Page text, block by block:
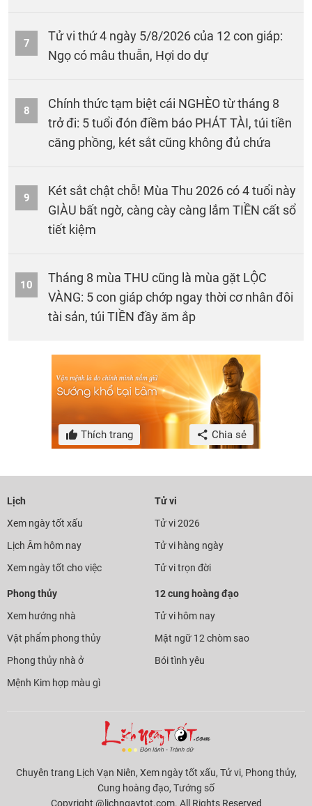
7
Tử vi thứ 4 ngày 5/8/2026 của 12 con giáp:
Ngọ có mâu thuẫn, Hợi do dự
8
Chính thức tạm biệt cái NGHÈO từ tháng 8
trở đi: 5 tuổi đón điềm báo PHÁT TÀI, túi tiền
căng phồng, két sắt cũng không đủ chứa
9
Két sắt chật chỗ! Mùa Thu 2026 có 4 tuổi này
GIÀU bất ngờ, càng cày càng lắm TIỀN cất sổ
tiết kiệm
10
Tháng 8 mùa THU cũng là mùa gặt LỘC
VÀNG: 5 con giáp chớp ngay thời cơ nhân đôi
tài sản, túi TIỀN đầy ăm ắp
Thích trang Chia sẻ
Lịch
Xem ngày tốt xấu
Lịch Âm hôm nay
Xem ngày tốt cho việc
Tử vi
Tử vi 2026
Tử vi hàng ngày
Tử vi trọn đời
Phong thủy
Xem hướng nhà
Vật phẩm phong thủy
Phong thủy nhà ở
Mệnh Kim hợp màu gì
12 cung hoàng đạo
Tử vi hôm nay
Mật ngữ 12 chòm sao
Bói tình yêu
Chuyên trang Lịch Vạn Niên, Xem ngày tốt xấu, Tử vi, Phong thủy,
Cung hoàng đạo, Tướng số
Copyright @lichngaytot.com. All Rights Reserved